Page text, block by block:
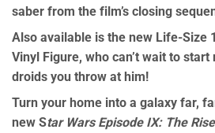
saber from the film’s closing
Also available is the new Life-Size
Vinyl Figure, who can’t wait to
droids you throw at him!
Turn your home into a galaxy far,
new Star Wars Episode IX: The